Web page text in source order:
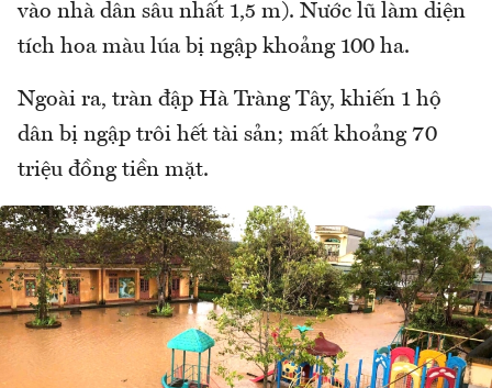
vào nhà dân sâu nhất 1,5 m). Nước lũ làm diện
tích hoa màu lúa bị ngập khoảng 100 ha.
Ngoài ra, tràn đập Hà Tràng Tây, khiến 1 hộ
dân bị ngập trôi hết tài sản; mất khoảng 70
triệu đồng tiền mặt.